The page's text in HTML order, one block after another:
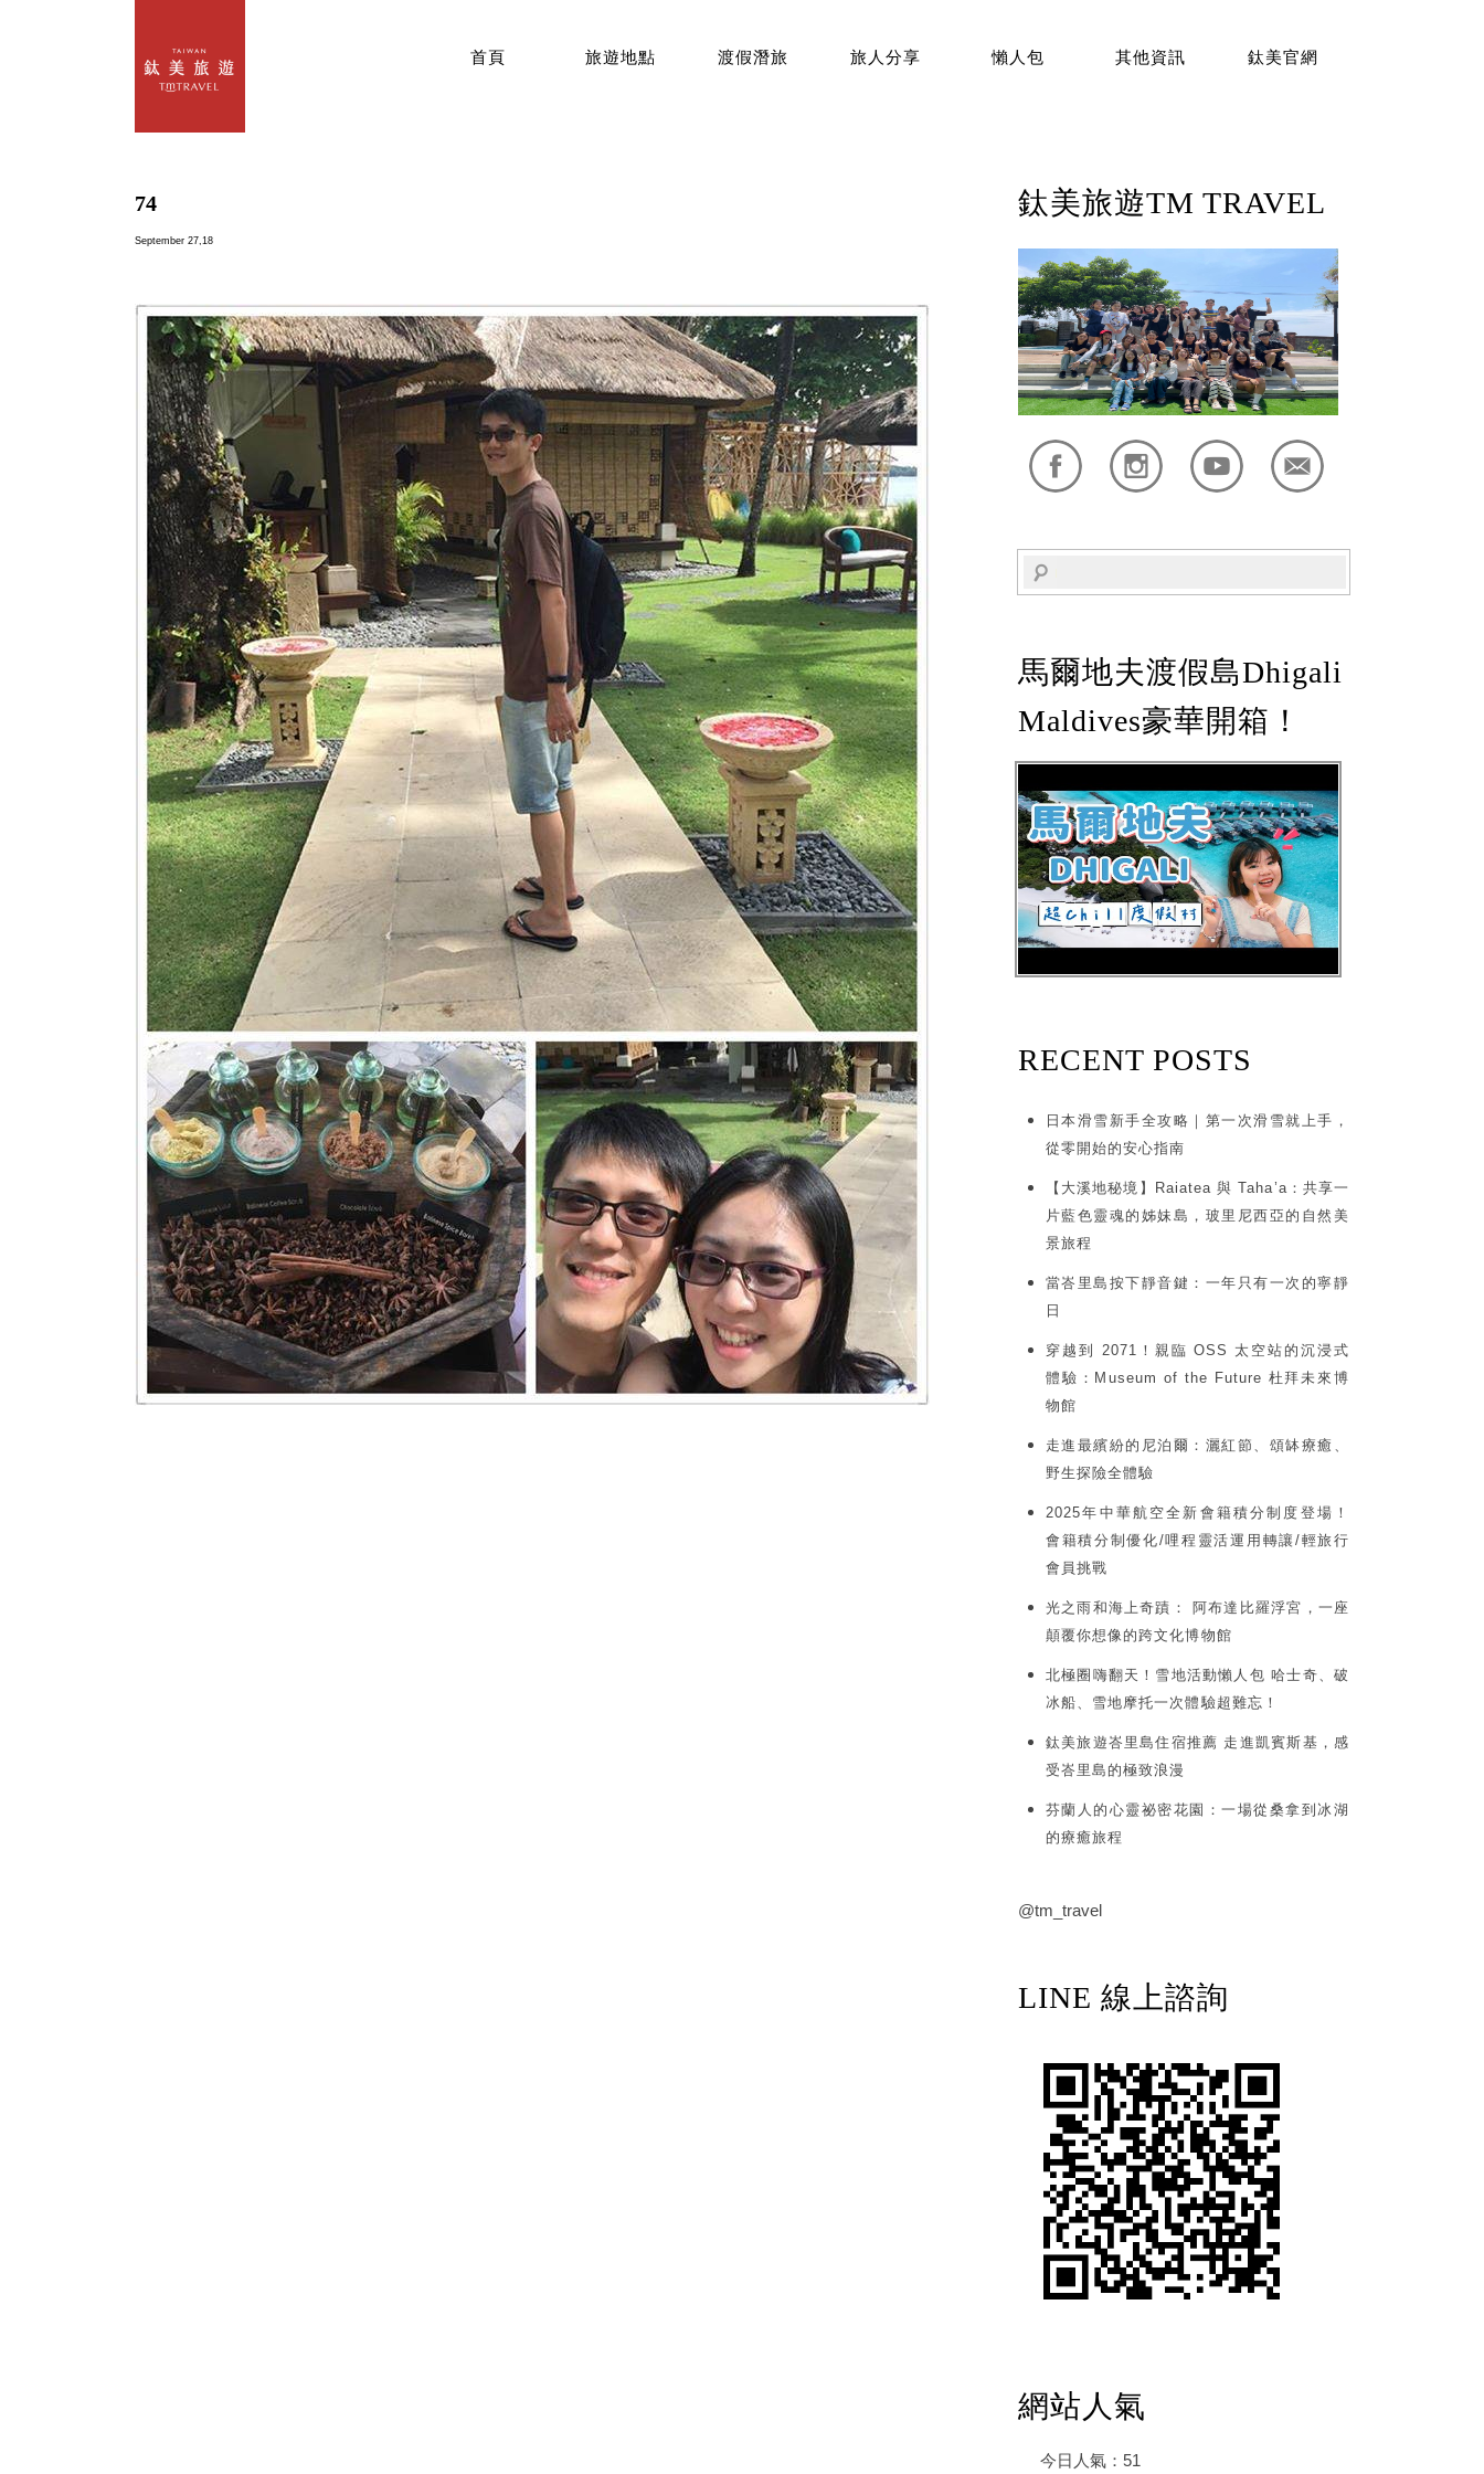
首頁 旅遊地點 渡假潛旅 旅人分享 懶人包 其他資訊 鈦美官網
74
September 27,18
鈦美旅遊TM TRAVEL
馬爾地夫渡假島Dhigali
Maldives豪華開箱！
RECENT POSTS
日本滑雪新手全攻略｜第一次滑雪就上手，
從零開始的安心指南
【大溪地秘境】Raiatea 與 Taha’a：共享一
片藍色靈魂的姊妹島，玻里尼西亞的自然美
景旅程
當峇里島按下靜音鍵：一年只有一次的寧靜
日
穿越到 2071！親臨 OSS 太空站的沉浸式
體驗：Museum of the Future 杜拜未來博
物館
走進最繽紛的尼泊爾：灑紅節、頌缽療癒、
野生探險全體驗
2025年中華航空全新會籍積分制度登場！
會籍積分制優化/哩程靈活運用轉讓/輕旅行
會員挑戰
光之雨和海上奇蹟： 阿布達比羅浮宮，一座
顛覆你想像的跨文化博物館
北極圈嗨翻天！雪地活動懶人包 哈士奇、破
冰船、雪地摩托一次體驗超難忘！
鈦美旅遊峇里島住宿推薦 走進凱賓斯基，感
受峇里島的極致浪漫
芬蘭人的心靈祕密花園：一場從桑拿到冰湖
的療癒旅程
@tm_travel
LINE 線上諮詢
網站人氣
今日人氣： 51